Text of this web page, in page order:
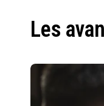
Les